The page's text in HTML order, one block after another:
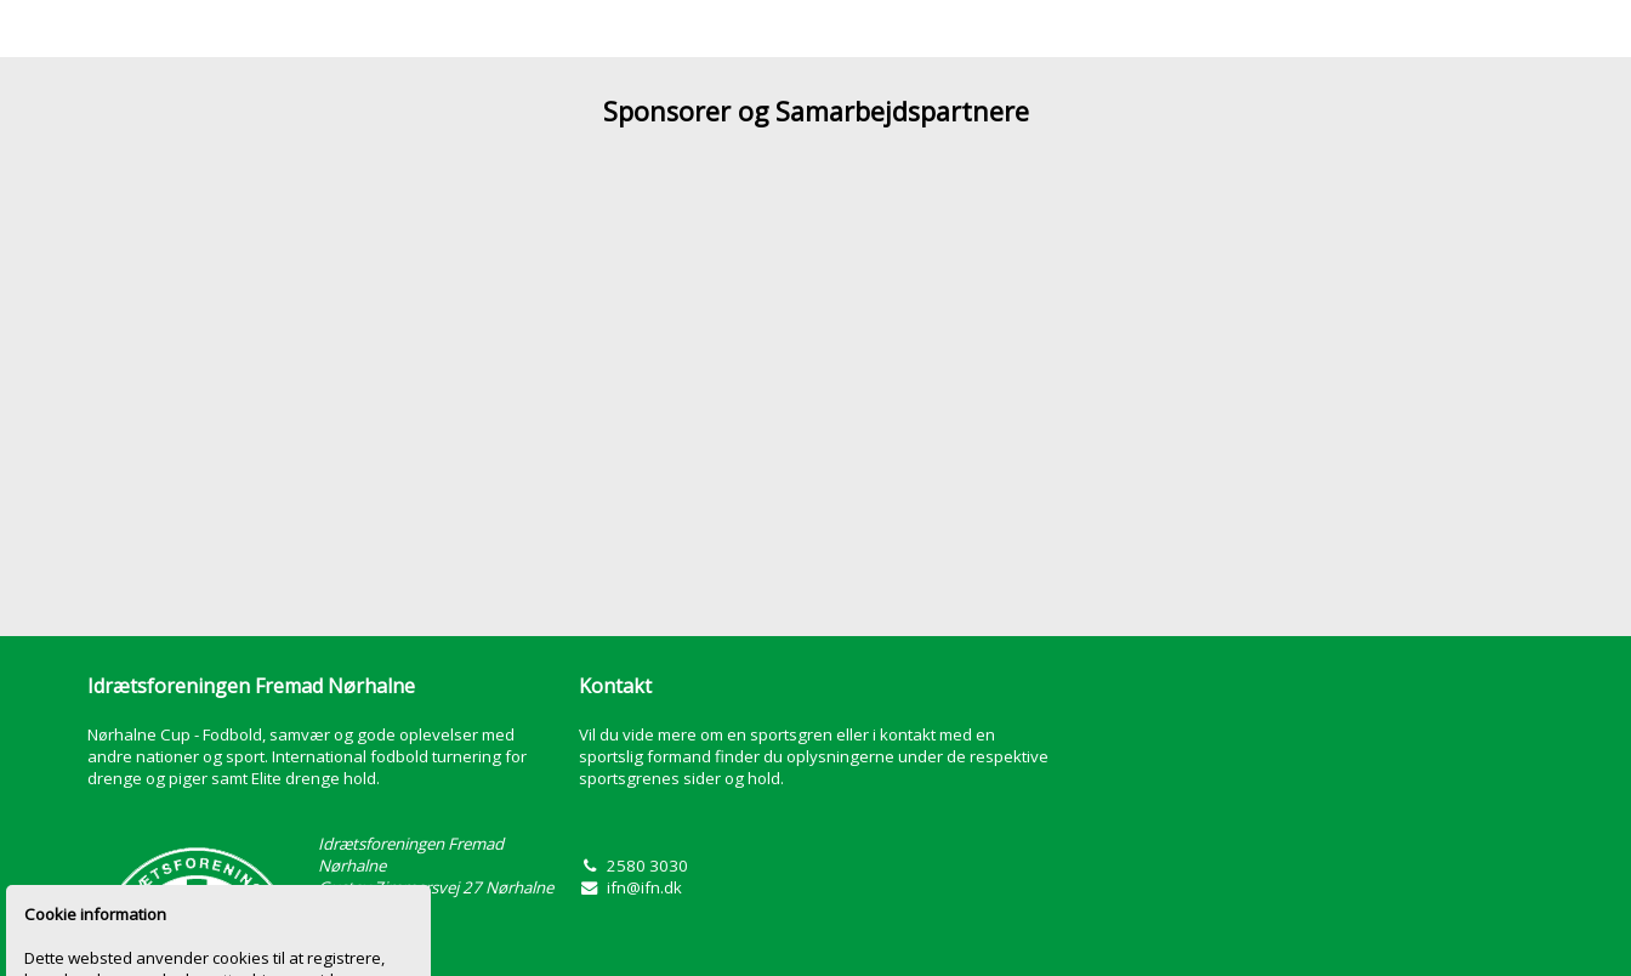
Sponsorer og Samarbejdspartnere
Idrætsforeningen Fremad Nørhalne
Nørhalne Cup - Fodbold, samvær og gode oplevelser med
andre nationer og sport. International fodbold turnering for
drenge og piger samt Elite drenge hold.
Idrætsforeningen Fremad
Nørhalne
Gustav Zimmersvej 27 Nørhalne
Kontakt
Vil du vide mere om en sportsgren eller i kontakt med en
sportslig formand finder du oplysningerne under de respektive
sportsgrenes sider og hold.
2580 3030
ifn@ifn.dk
Cookie information
Dette websted anvender cookies til at registrere,